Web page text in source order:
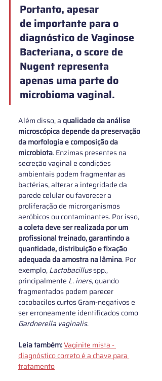
Portanto, apesar
de importante para o
diagnóstico de Vaginose
Bacteriana, o score de
Nugent representa
apenas uma parte do
microbioma vaginal.
Além disso, a qualidade da análise
microscópica depende da preservação
da morfologia e composição da
microbiota. Enzimas presentes na
secreção vaginal e condições
ambientais podem fragmentar as
bactérias, alterar a integridade da
parede celular ou favorecer a
proliferação de microrganismos
aeróbicos ou contaminantes. Por isso,
a coleta deve ser realizada por um
profissional treinado, garantindo a
quantidade, distribuição e fixação
adequada da amostra na lâmina. Por
exemplo, Lactobacillus spp.,
principalmente L. iners, quando
fragmentados podem parecer
cocobacilos curtos Gram-negativos e
ser erroneamente identificados como
Gardnerella vaginalis.
Leia também: Vaginite mista -
diagnóstico correto é a chave para
tratamento